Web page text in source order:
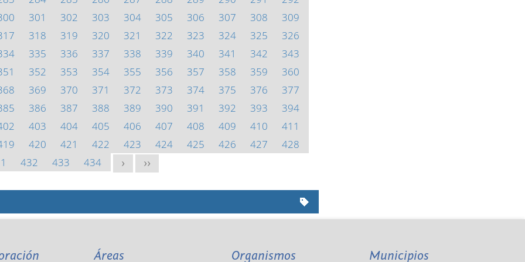
301 302 303 304 305 306 307 308
309
318 319 320 321 322 323 324 325
326
335 336 337 338 339 340 341 342
343
352 353 354 355 356 357 358 359
360
369 370 371 372 373 374 375 376
377
386 387 388 389 390 391 392 393
394
403 404 405 406 407 408 409 410
411
420 421 422 423 424 425 426 427
428
432 433 434 > >>
Áreas Organismos Municipios